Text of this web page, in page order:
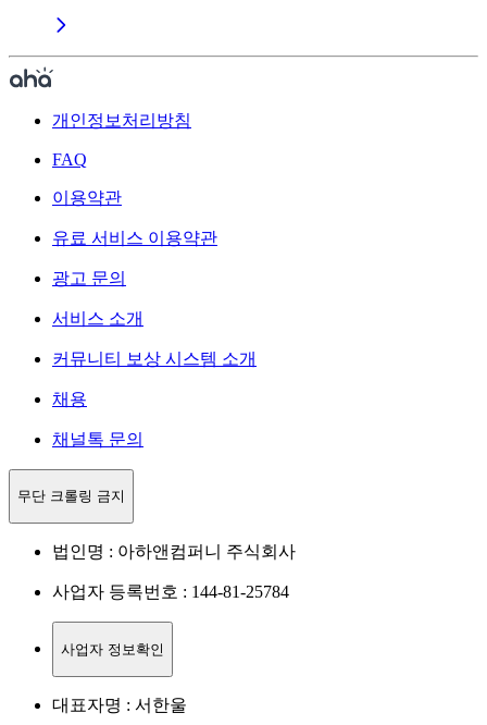
개인정보처리방침
FAQ
이용약관
유료 서비스 이용약관
광고 문의
서비스 소개
커뮤니티 보상 시스템 소개
채용
채널톡 문의
무단 크롤링 금지
법인명 : 아하앤컴퍼니 주식회사
사업자 등록번호 : 144-81-25784
사업자 정보확인
대표자명 : 서한울